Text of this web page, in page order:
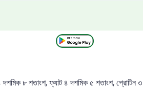
৮ শতাংশ, ফ্যাট ৪ দশমিক ৫ শতাংশ, প্রোটিন